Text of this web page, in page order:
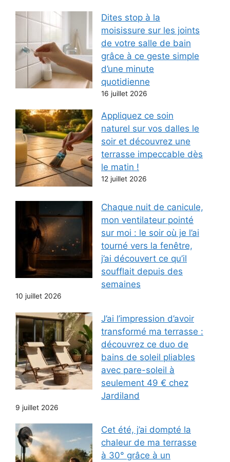
Dites stop à la
moisissure sur les joints
de votre salle de bain
grâce à ce geste simple
d’une minute
quotidienne
16 juillet 2026
Appliquez ce soin
naturel sur vos dalles le
soir et découvrez une
terrasse impeccable dès
le matin !
12 juillet 2026
Chaque nuit de canicule,
mon ventilateur pointé
sur moi : le soir où je l’ai
tourné vers la fenêtre,
j’ai découvert ce qu’il
soufflait depuis des
semaines
10 juillet 2026
J’ai l’impression d’avoir
transformé ma terrasse :
découvrez ce duo de
bains de soleil pliables
avec pare-soleil à
seulement 49 € chez
Jardiland
9 juillet 2026
Cet été, j’ai dompté la
chaleur de ma terrasse
à 30° grâce à un